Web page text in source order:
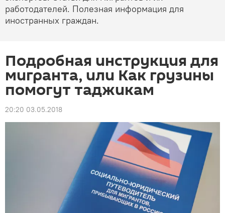
работодателей. Полезная информация для
иностранных граждан.
Подробная инструкция для
мигранта, или Как грузины
помогут таджикам
20:20 03.05.2018